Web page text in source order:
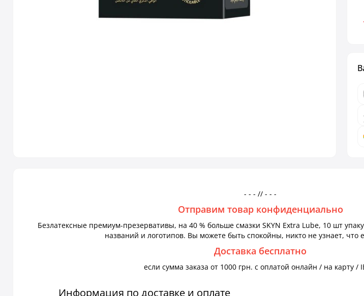
- - - // - - -
Отправим товар конфиденциально
Безлатексные премиум-презервативы, на 40 % больше смазки SKYN Extra Lube, 10 шт
названий и логотипов. Вы можете быть спокойны, никто не узнает, что
Доставка бесплатно
если сумма заказа от 1000 грн. с оплатой онлайн / на карту /
Информация по доставке и оплате